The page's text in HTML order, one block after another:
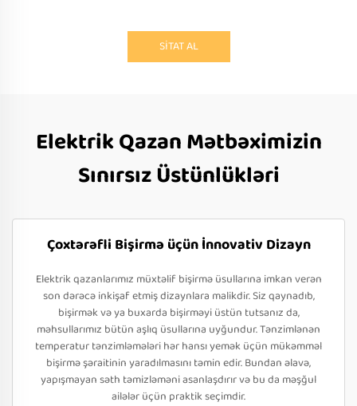
SİTAT AL
Elektrik Qazan Mətbəximizin
Sınırsız Üstünlükləri
Çoxtərəfli Bişirmə üçün İnnovativ Dizayn
Elektrik qazanlarımız müxtəlif bişirmə üsullarına imkan verən
son dərəcə inkişaf etmiş dizaynlara malikdir. Siz qaynadıb,
bişirmək və ya buxarda bişirməyi üstün tutsanız da,
məhsullarımız bütün aşlıq üsullarına uyğundur. Tənzimlənən
temperatur tənzimləmələri hər hansı yemək üçün mükəmməl
bişirmə şəraitinin yaradılmasını təmin edir. Bundan əlavə,
yapışmayan səth təmizləməni asanlaşdırır və bu da məşğul
ailələr üçün praktik seçimdir.